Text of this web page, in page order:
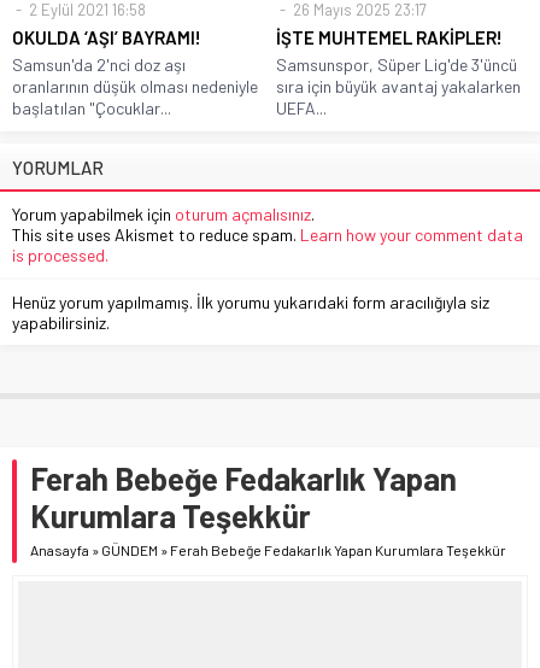
2 Eylül 2021 16:58
OKULDA ‘AŞI’ BAYRAMI!
Samsun'da 2'nci doz aşı
oranlarının düşük olması nedeniyle
başlatılan "Çocuklar...
26 Mayıs 2025 23:17
İŞTE MUHTEMEL RAKİPLER!
Samsunspor, Süper Lig'de 3'üncü
sıra için büyük avantaj yakalarken
UEFA...
YORUMLAR
Yorum yapabilmek için oturum açmalısınız.
This site uses Akismet to reduce spam. Learn how your comment data
is processed.
Henüz yorum yapılmamış. İlk yorumu yukarıdaki form aracılığıyla siz
yapabilirsiniz.
Ferah Bebeğe Fedakarlık Yapan
Kurumlara Teşekkür
Anasayfa » GÜNDEM » Ferah Bebeğe Fedakarlık Yapan Kurumlara Teşekkür